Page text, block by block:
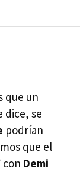
que un
dice, se
podrían
que el
con Demi